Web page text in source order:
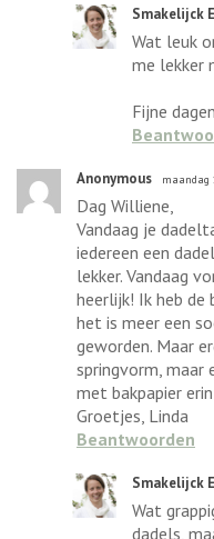
Smakelijck
Wat leuk
me lekker
Fijne
Anonymous maandag
Dag Williene,
Vandaag je
iedereen een
lekker. Vandaag
heerlijk! Ik heb de
het is meer een
geworden. Maar
springvorm, maar
met bakpapier
Groetjes, Linda
Beantwoorden
Smakelijck
Wat
dadels,